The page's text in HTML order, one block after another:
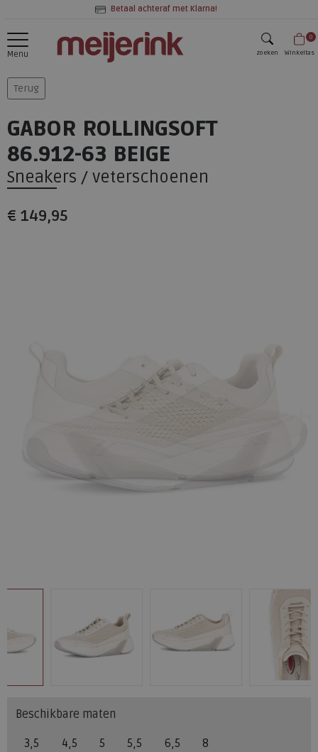
Betaal achteraf met Klarna!
Menu zoeken
0
Winkeltas
Terug
GABOR ROLLINGSOFT
86.912-63 BEIGE
Sneakers / veterschoenen
€ 149,95
Beschikbare maten
3,5 4,5 5 5,5 6,5 8